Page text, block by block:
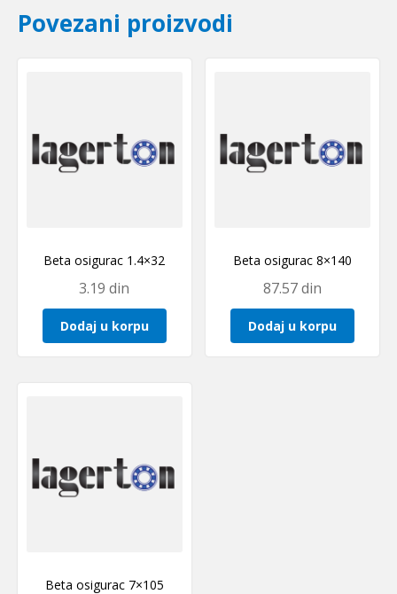
Povezani proizvodi
Beta osigurac 1.4×32
3.19din
Dodaj u korpu
Beta osigurac 8×140
87.57din
Dodaj u korpu
Beta osigurac 7×105